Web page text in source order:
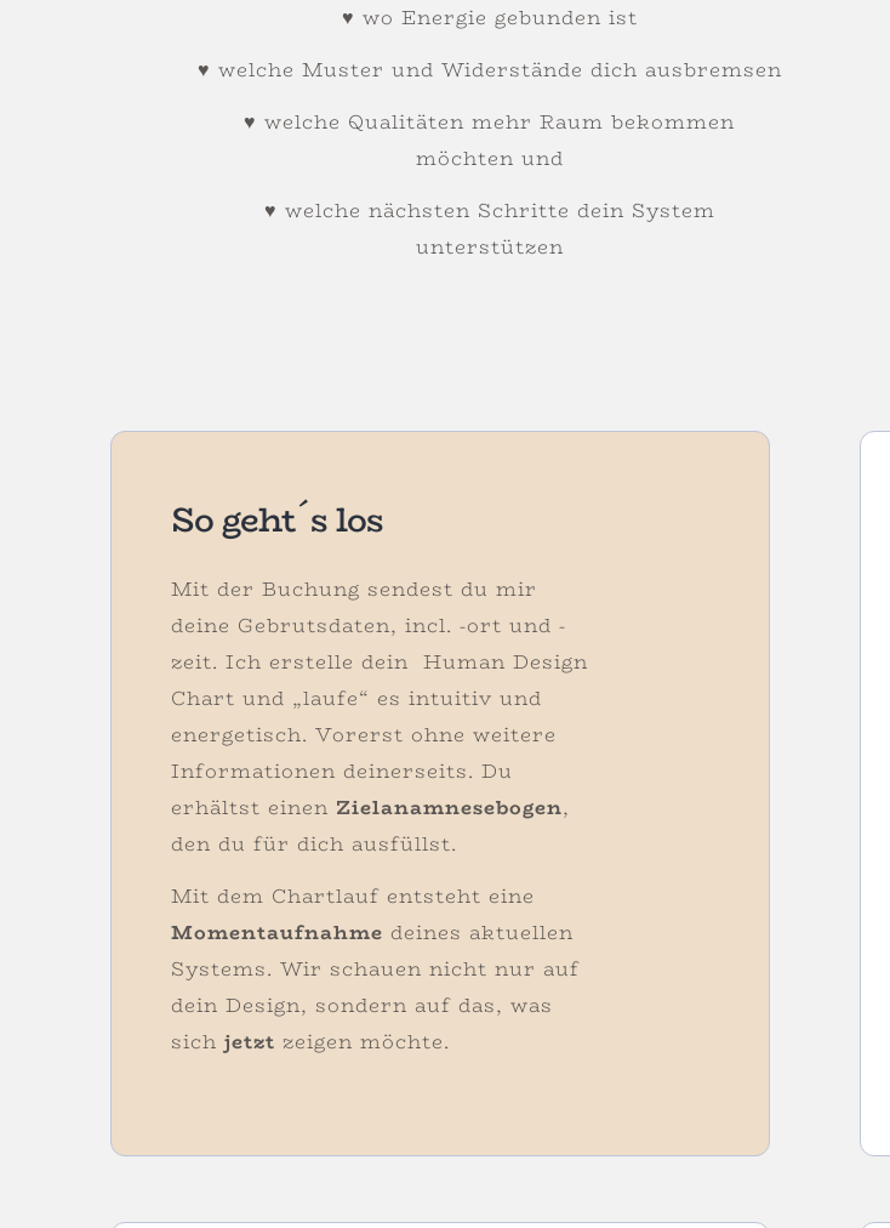
♥ wo Energie gebunden ist
♥ welche Muster und Widerstände dich ausbremsen
♥ welche Qualitäten mehr Raum bekommen
möchten und
♥ welche nächsten Schritte dein System
unterstützen
So geht´s los
Mit der Buchung sendest du mir
deine Gebrutsdaten, incl. -ort und -
zeit. Ich erstelle dein Human Design
Chart und „laufe“ es intuitiv und
energetisch. Vorerst ohne weitere
Informationen deinerseits. Du
erhältst einen Zielanamnesebogen,
den du für dich ausfüllst.
Mit dem Chartlauf entsteht eine
Momentaufnahme deines aktuellen
Systems. Wir schauen nicht nur auf
dein Design, sondern auf das, was
sichjetzt zeigen möchte.